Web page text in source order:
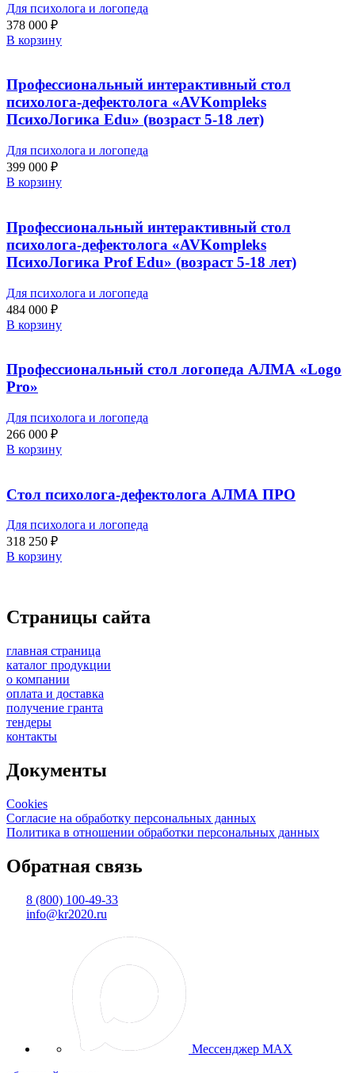
Для психолога и логопеда
378 000 ₽
В корзину
Профессиональный интерактивный стол
психолога-дефектолога «AVKompleks
ПсихоЛогика Edu» (возраст 5-18 лет)
Для психолога и логопеда
399 000 ₽
В корзину
Профессиональный интерактивный стол
психолога-дефектолога «AVKompleks
ПсихоЛогика Prof Edu» (возраст 5-18 лет)
Для психолога и логопеда
484 000 ₽
В корзину
Профессиональный стол логопеда АЛМА «Logo
Pro»
Для психолога и логопеда
266 000 ₽
В корзину
Стол психолога-дефектолога АЛМА ПРО
Для психолога и логопеда
318 250 ₽
В корзину
Страницы сайта
главная страница
каталог продукции
о компании
оплата и доставка
получение гранта
тендеры
контакты
Документы
Cookies
Согласие на обработку персональных данных
Политика в отношении обработки персональных данных
Обратная связь
8 (800) 100-49-33
info@kr2020.ru
Мессенджер MAX